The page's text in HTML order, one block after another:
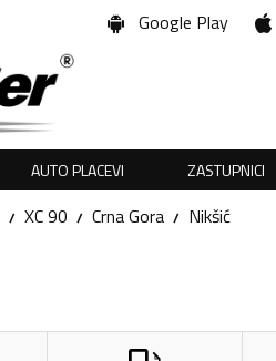
Google Play
AUTO PLACEVI ZASTUPNICI
XC 90 Crna Gora Nikšić